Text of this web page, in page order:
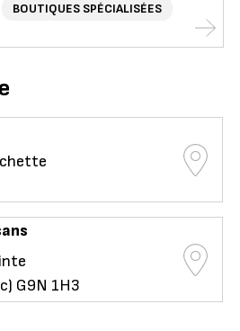
BOUTIQUES SPÉCIALISÉES
G9N 1H3